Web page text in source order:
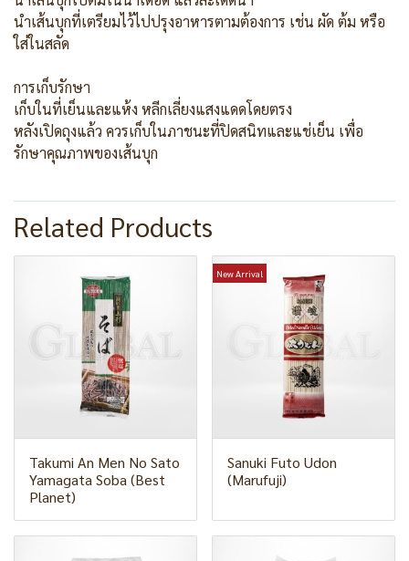
นำเส้นบุกที่เตรียมไว้ไปปรุงอาหารตามต้องการ เช่น ผัด ต้ม หรือ
ใส่ในสลัด
การเก็บรักษา
เก็บในที่เย็นและแห้ง หลีกเลี่ยงแสงแดดโดยตรง
หลังเปิดถุงแล้ว ควรเก็บในภาชนะที่ปิดสนิทและแช่เย็น เพื่อ
รักษาคุณภาพของเส้นบุก
Related Products
Takumi An Men No Sato
Yamagata Soba (Best
Planet)
New Arrival
Sanuki Futo Udon
(Marufuji)